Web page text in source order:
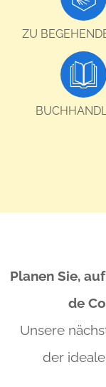
ZU
Planen Sie,
de
Unsere
der ideale